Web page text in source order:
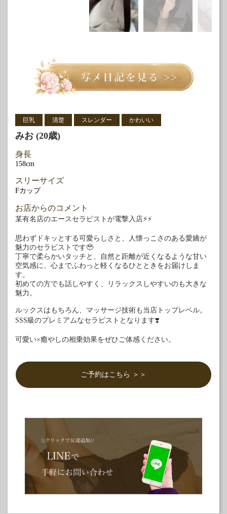
巨乳 清楚 スレンダー かわいい
みお (20歳)
身長
158cm
スリーサイズ
Fカップ
お店からのコメント
某有名店のエースセラピストが電撃入店⚡️⚡️
思わずドキッとする可愛らしさと、人懐っこさのある愛嬌が
魅力のセラピストです🥹
丁寧で柔らかいタッチと、自然と距離が近くなるような甘い
空気感に、心までふわっと軽くなるひとときをお届けしま
す。
初めての方でも話しやすく、リラックスしやすいのも大きな
魅力。
ルックスはもちろん、マッサージ技術も当店トップレベル。
SSS級のプレミアムなセラピストとなります❣️
可愛い×癒やしの相乗効果をぜひご体感ください。
ご予約はこちら ＞＞